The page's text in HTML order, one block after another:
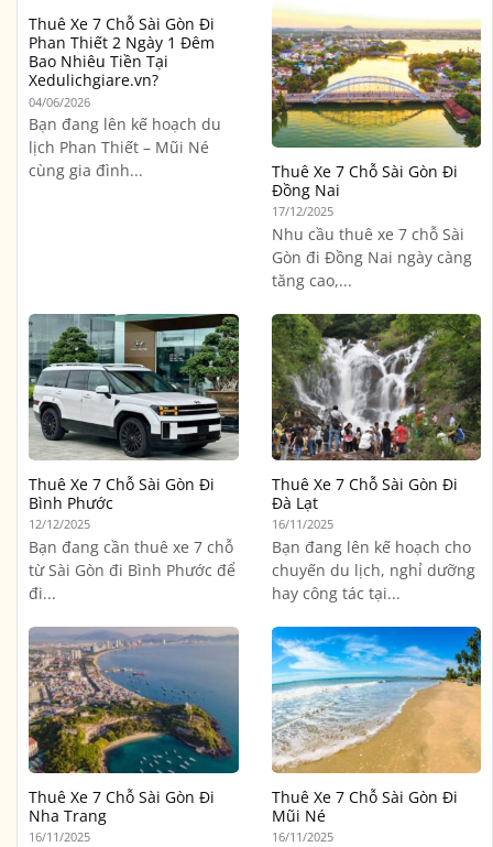
Thuê Xe 7 Chỗ Sài Gòn Đi
Phan Thiết 2 Ngày 1 Đêm
Bao Nhiêu Tiền Tại
Xedulichgiare.vn?
04/06/2026
Bạn đang lên kế hoạch du
lịch Phan Thiết – Mũi Né
cùng gia đình...
Thuê Xe 7 Chỗ Sài Gòn Đi
Đồng Nai
17/12/2025
Nhu cầu thuê xe 7 chỗ Sài
Gòn đi Đồng Nai ngày càng
tăng cao,...
Thuê Xe 7 Chỗ Sài Gòn Đi
Bình Phước
12/12/2025
Bạn đang cần thuê xe 7 chỗ
từ Sài Gòn đi Bình Phước để
đi...
Thuê Xe 7 Chỗ Sài Gòn Đi
Đà Lạt
16/11/2025
Bạn đang lên kế hoạch cho
chuyến du lịch, nghỉ dưỡng
hay công tác tại...
Thuê Xe 7 Chỗ Sài Gòn Đi
Nha Trang
16/11/2025
Thuê Xe 7 Chỗ Sài Gòn Đi
Mũi Né
16/11/2025